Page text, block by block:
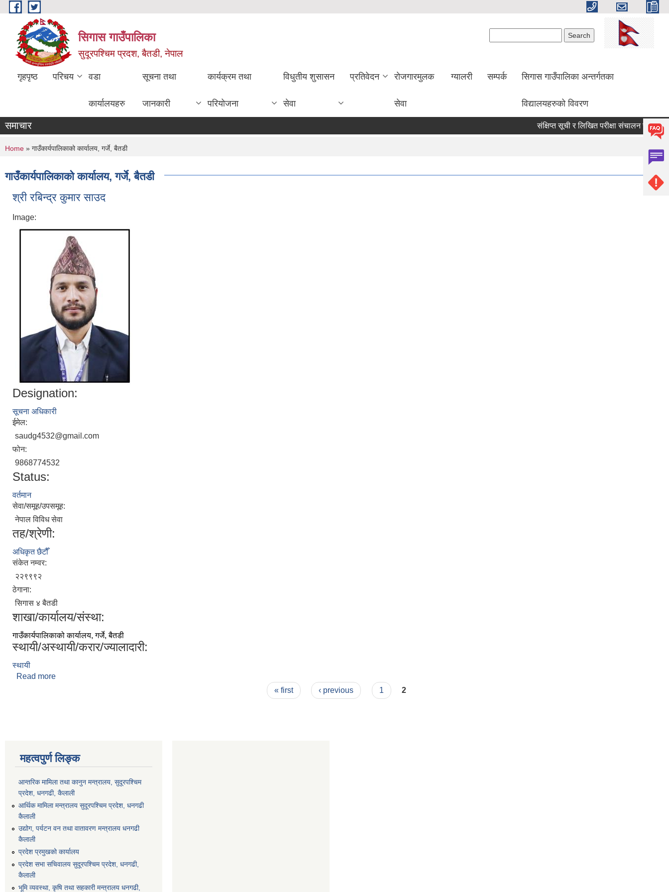
Skip to main content
सिगास गाउँपालिका
सुदूरपश्चिम प्रदश, बैतडी, नेपाल
गृहपृष्ठ परिचय वडा
कार्यालयहरु
सूचना तथा
जानकारी
कार्यक्रम तथा
परियोजना
विधुतीय शुसासन
सेवा
प्रतिवेदन राेजगारमुलक
सेवा
ग्यालरी सम्पर्क सिगास गाउँपालिका अन्तर्गतका
विद्यालयहरुको विवरण
समाचार संक्षिप्त सूची र लिखित परीक्षा संचालन सम्बन्धी
You are here
Home » गाउँकार्यपालिकाको कार्यालय, गर्जे, बैतडी
गाउँकार्यपालिकाको कार्यालय, गर्जे, बैतडी
श्री रबिन्द्र कुमार साउद
Image:
Designation:
सूचना अधिकारी
ईमेल:
saudg4532@gmail.com
फोन:
9868774532
Status:
वर्तमान
सेवा/समूह/उपसमूह:
नेपाल विविध सेवा
तह/श्रेणी:
अधिकृत छैटौँ
संकेत नम्वर:
२२९९९२
ठेगाना:
सिगास ४ बैतडी
शाखा/कार्यालय/संस्था:
गाउँकार्यपालिकाको कार्यालय, गर्जे, बैतडी
स्थायी/अस्थायी/करार/ज्यालादारी:
स्थायी
Read more
« first ‹ previous 1 2
महत्वपुर्ण लिङ्क
आन्तरिक मामिला तथा कानुन मन्त्रालय, सुदूरपश्चिम
प्रदेश, धनगढी, कैलाली
आर्थिक मामिला मन्त्रालय सुदूरपश्चिम प्रदेश, धनगढी
कैलाली
उद्योग, पर्यटन वन तथा वातावरण मन्त्रालय धनगढी
कैलाली
प्रदेश प्रमुखको कार्यालय
प्रदेश सभा सचिवालय सुदूरपश्‍चिम प्रदेश, धनगढी,
कैलाली
भूमि व्यवस्था, कृषि तथा सहकारी मन्त्रालय धनगढी,